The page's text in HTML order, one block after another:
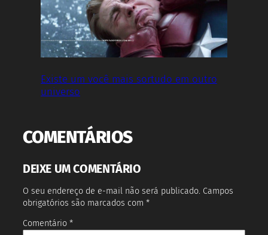
Existe um você mais sortudo em outro
universo
COMENTÁRIOS
DEIXE UM COMENTÁRIO
O seu endereço de e-mail não será publicado. Campos
obrigatórios são marcados com *
Comentário *